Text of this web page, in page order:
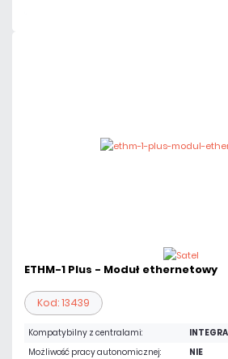
ETHM-1 Plus - Moduł ethernetowy
Kod: 13439
Kompatybilny z centralami:
Możliwość pracy autonomicznej:
NIE